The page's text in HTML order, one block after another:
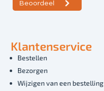
Klantenservice
Bestellen
Bezorgen
Wijzigen van een bestelling